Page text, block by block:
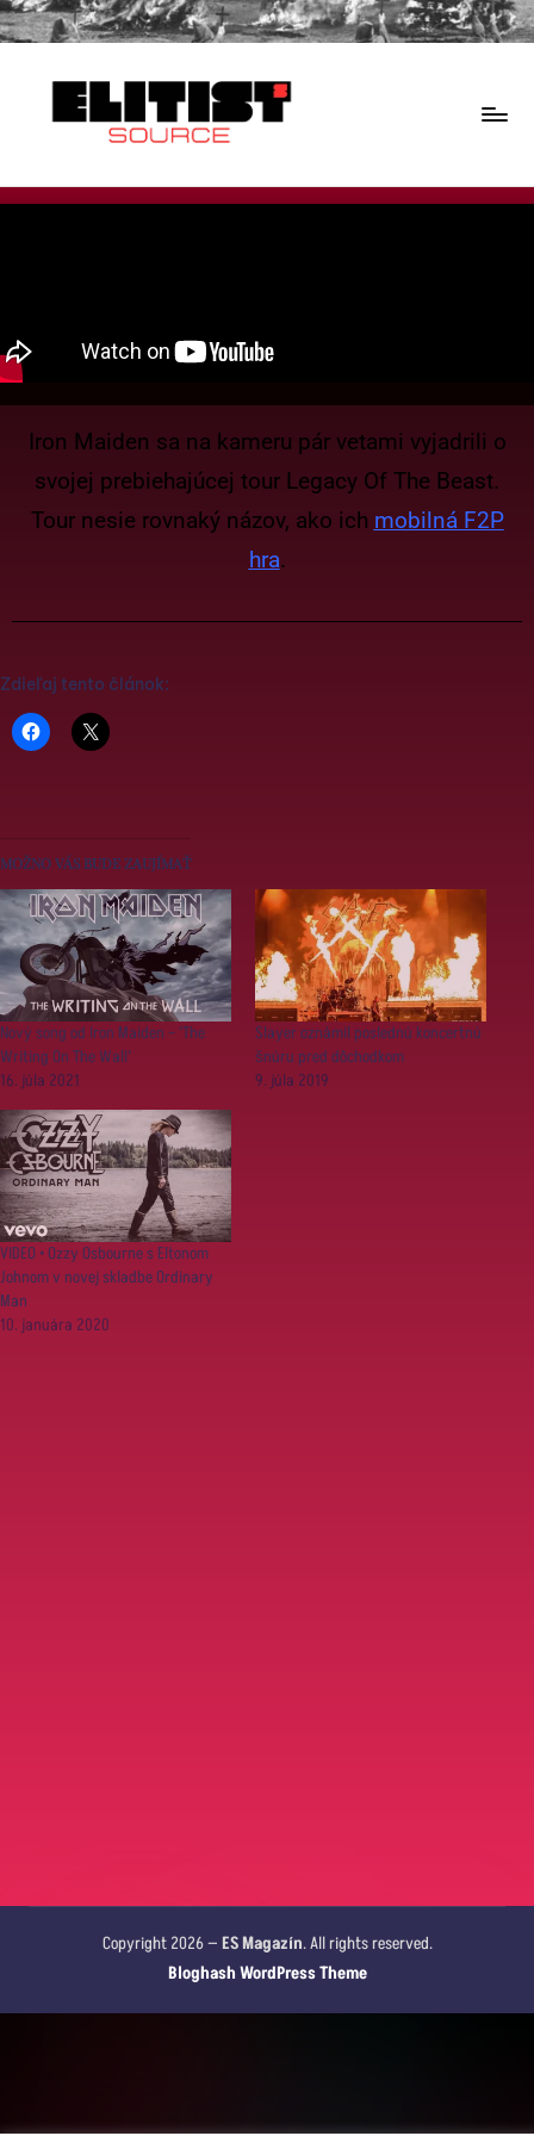
Iron Maiden sa na kameru pár vetami vyjadrili o
svojej prebiehajúcej tour Legacy Of The Beast.
Tour nesie rovnaký názov, ako ich mobilná F2P
hra.
Zdieľaj tento článok:
MOŽNO VÁS BUDE ZAUJÍMAŤ
Nový song od Iron Maiden – ‘The
Writing On The Wall’
16. júla 2021
Slayer oznámil poslednú koncertnú
šnúru pred dôchodkom
9. júla 2019
VIDEO • Ozzy Osbourne s Eltonom
Johnom v novej skladbe Ordinary
Man
10. januára 2020
Copyright 2026 — ES Magazín. All rights reserved.
Bloghash WordPress Theme